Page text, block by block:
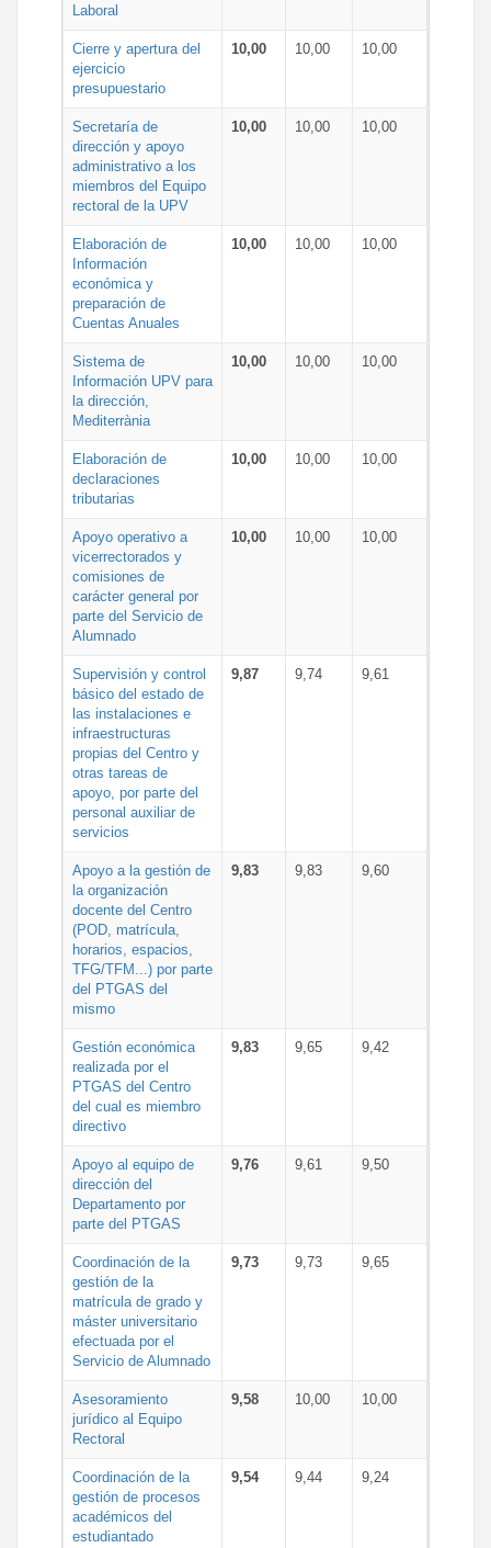
Laboral
Cierre y apertura del
ejercicio
presupuestario
10,00 10,00 10,00
Secretaría de
dirección y apoyo
administrativo a los
miembros del Equipo
rectoral de la UPV
10,00 10,00 10,00
Elaboración de
Información
económica y
preparación de
Cuentas Anuales
10,00 10,00 10,00
Sistema de
Información UPV para
la dirección,
Mediterrània
10,00 10,00 10,00
Elaboración de
declaraciones
tributarias
10,00 10,00 10,00
Apoyo operativo a
vicerrectorados y
comisiones de
carácter general por
parte del Servicio de
Alumnado
10,00 10,00 10,00
Supervisión y control
básico del estado de
las instalaciones e
infraestructuras
propias del Centro y
otras tareas de
apoyo, por parte del
personal auxiliar de
servicios
9,87 9,74 9,61
Apoyo a la gestión de
la organización
docente del Centro
(POD, matrícula,
horarios, espacios,
TFG/TFM...) por parte
del PTGAS del
mismo
9,83 9,83 9,60
Gestión económica
realizada por el
PTGAS del Centro
del cual es miembro
directivo
9,83 9,65 9,42
Apoyo al equipo de
dirección del
Departamento por
parte del PTGAS
9,76 9,61 9,50
Coordinación de la
gestión de la
matrícula de grado y
máster universitario
efectuada por el
Servicio de Alumnado
9,73 9,73 9,65
Asesoramiento
jurídico al Equipo
Rectoral
9,58 10,00 10,00
Coordinación de la
gestión de procesos
académicos del
estudiantado
9,54 9,44 9,24